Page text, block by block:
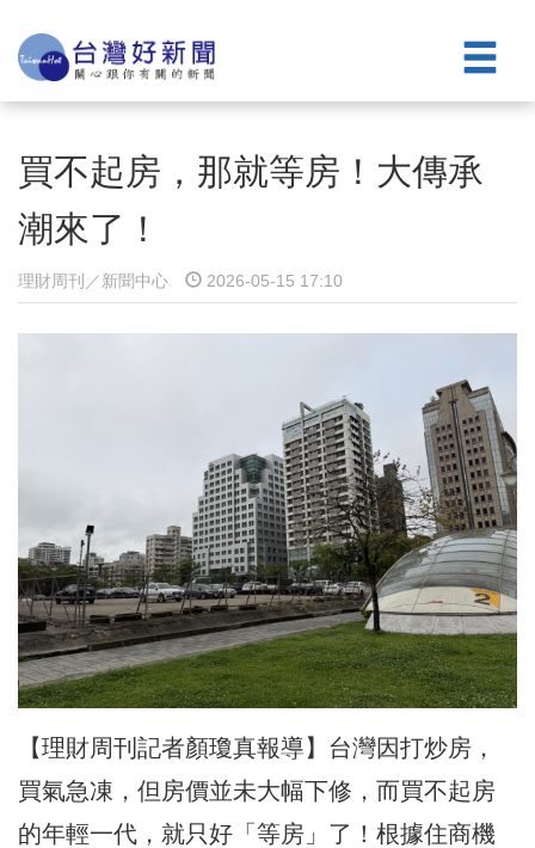
買不起房，那就等房！大傳承
潮來了！
理財周刊／新聞中心 2026-05-15 17:10
【理財周刊記者顏瓊真報導】台灣因打炒房，
買氣急凍，但房價並未大幅下修，而買不起房
的年輕一代，就只好「等房」了！根據住商機